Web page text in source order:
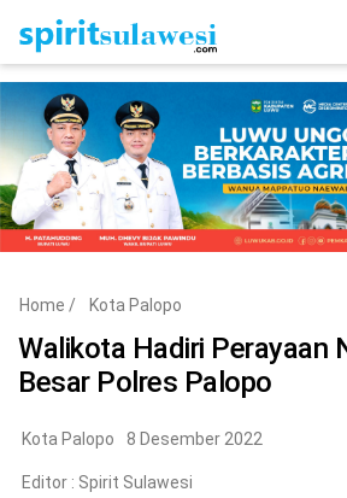
Home News
Metro Nasional
Politik Hukum & Kriminal
Home / Kota Palopo
Walikota Hadiri Perayaan
Besar Polres Palopo
Kota Palopo 8 Desember 2022
Editor : Spirit Sulawesi